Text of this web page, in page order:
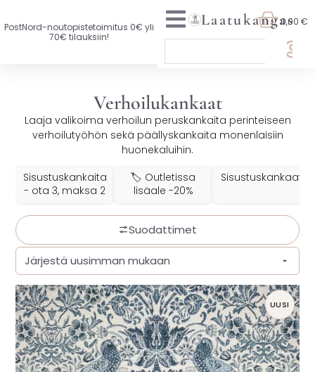
PostNord-noutopistetoimitus 0€ yli
70€ tilauksiin!
UUTTA VALIKOIMASSA
KAIKKI KANKAAT
VAATETUSKANKAAT
YLEISKANKAAT
LISENSOIDUT KANKAAT
KANKAAT A-Ö
MUUT
🔖 OUTLET
Laatukangas0,00 €
Verhoilukankaat
Laaja valikoima verhoilun peruskankaita perinteiseen
verhoilutyöhön sekä päällyskankaita monenlaisiin
huonekaluihin.
Sisustuskankaita
- ota 3, maksa 2
🏷️ Outletissa
lisäale -20%
Sisustuskankaat
Suodattimet
UUSI